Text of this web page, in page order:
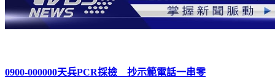
0900-000000天兵PCR採檢 抄示範電話一串零